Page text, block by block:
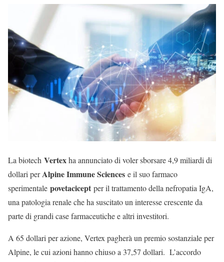
La biotech Vertexha annunciato di voler sborsare 4,9 miliardi di
dollari perAlpine Immune Sciences e il suo farmaco
sperimentale povetacicept per il trattamento della nefropatia IgA,
una patologia renale che ha suscitato un interesse crescente da
parte di grandi case farmaceutiche e altri investitori.
A 65 dollari per azione, Vertex pagherà un premio sostanziale per
Alpine, le cui azioni hanno chiuso a 37,57 dollari. L’accordo